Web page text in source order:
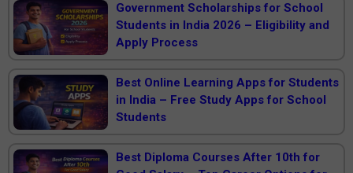
Government Scholarships for School
Students in India 2026 – Eligibility and
Apply Process
Best Online Learning Apps for Students
in India – Free Study Apps for School
Students
Best Diploma Courses After 10th for